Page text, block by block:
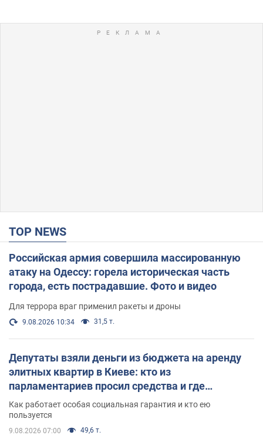
TOP NEWS
Российская армия совершила массированную
атаку на Одессу: горела историческая часть
города, есть пострадавшие. Фото и видео
Для террора враг применил ракеты и дроны
9.08.2026 10:34 31,5 т.
Депутаты взяли деньги из бюджета на аренду
элитных квартир в Киеве: кто из
парламентариев просил средства и где
поселился
Как работает особая социальная гарантия и кто ею
пользуется
9.08.2026 07:00 49,6 т.